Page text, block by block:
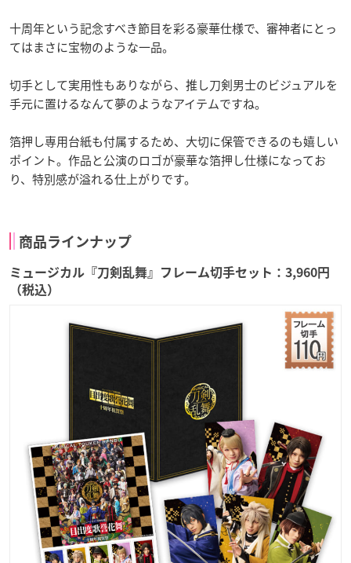
十周年という記念すべき節目を彩る豪華仕様で、審神者にとっ
てはまさに宝物のような一品。
切手として実用性もありながら、推し刀剣男士のビジュアルを
手元に置けるなんて夢のようなアイテムですね。
箔押し専用台紙も付属するため、大切に保管できるのも嬉しい
ポイント。作品と公演のロゴが豪華な箔押し仕様になってお
り、特別感が溢れる仕上がりです。
商品ラインナップ
ミュージカル『刀剣乱舞』フレーム切手セット：3,960円
（税込）